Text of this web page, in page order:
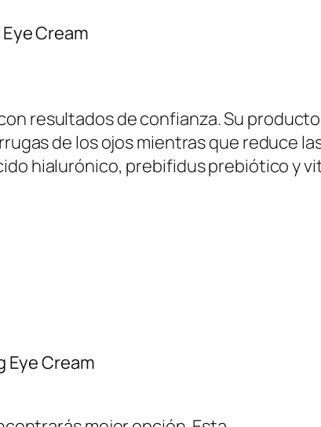
Cream
resultados de confianza. Su
de los ojos mientras que reduce
hialurónico, prebifidus prebiótico y
Eye Cream